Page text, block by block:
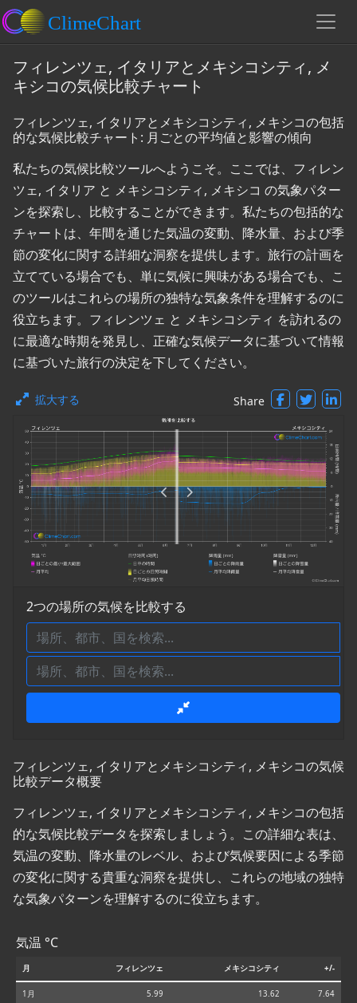
フィレンツェ, イタリアとメキシコシティ, メ
キシコの気候比較チャート
フィレンツェ, イタリアとメキシコシティ, メキシコの包括
的な気候比較チャート: 月ごとの平均値と影響の傾向
私たちの気候比較ツールへようこそ。ここでは、フィレン
ツェ, イタリア と メキシコシティ, メキシコ の気象パター
ンを探索し、比較することができます。私たちの包括的な
チャートは、年間を通じた気温の変動、降水量、および季
節の変化に関する詳細な洞察を提供します。旅行の計画を
立てている場合でも、単に気候に興味がある場合でも、こ
のツールはこれらの場所の独特な気象条件を理解するのに
役立ちます。フィレンツェ と メキシコシティ を訪れるの
に最適な時期を発見し、正確な気候データに基づいて情報
に基づいた旅行の決定を下してください。
拡大する Share
2つの場所の気候を比較する
フィレンツェ, イタリアとメキシコシティ, メキシコの気候
比較データ概要
フィレンツェ, イタリアとメキシコシティ, メキシコの包括
的な気候比較データを探索しましょう。この詳細な表は、
気温の変動、降水量のレベル、および気候要因による季節
の変化に関する貴重な洞察を提供し、これらの地域の独特
な気象パターンを理解するのに役立ちます。
気温 °C
月 フィレンツェ メキシコシティ +/-
1月 5.99 13.62 7.64